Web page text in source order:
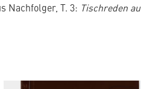
Nachfolger, T. 3: Tischreden